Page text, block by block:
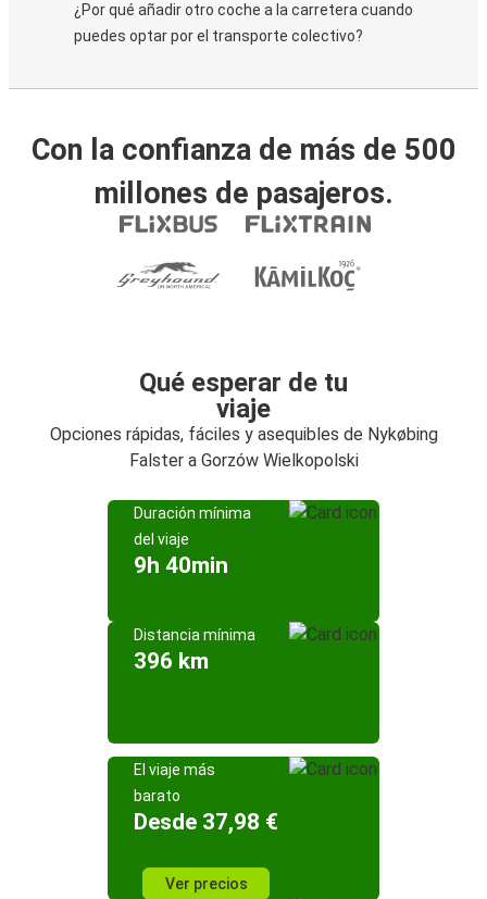
¿Por qué añadir otro coche a la carretera cuando
puedes optar por el transporte colectivo?
Con la confianza de más de 500
millones de pasajeros.
Qué esperar de tu
viaje
Opciones rápidas, fáciles y asequibles de Nykøbing
Falster a Gorzów Wielkopolski
Duración mínima
del viaje
9h 40min
Distancia mínima
396 km
El viaje más
barato
Desde 37,98 €
Ver precios